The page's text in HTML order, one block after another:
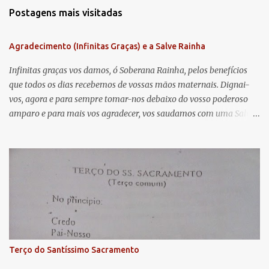
e
t
á
r
i
o
Postagens mais visitadas
Agradecimento (Infinitas Graças) e a Salve Rainha
Infinitas graças vos damos, ó Soberana Rainha, pelos benefícios
que todos os dias recebemos de vossas mãos maternais. Dignai-
vos, agora e para sempre tomar-nos debaixo do vosso poderoso
amparo e para mais vos agradecer, vos saudamos com uma Salve
lágrimas. Eia, pois, Advogada nossa, estes vossos olhos
misericordiosos a nós volvei, e depois deste desterro, mostrai-nos
Jesus. Bendito é o fruto do vosso ventre, ó clemente, ó piedosa, ó
doce e sempre Virgem Maria. Rogai por nós Santa Mãe de Deus.
Para que sejamos dignos das promessas de Cristo. Amém.
Terço do Santíssimo Sacramento